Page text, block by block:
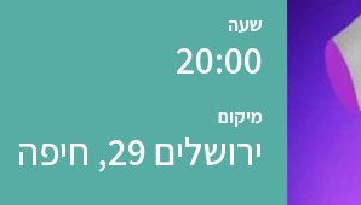
שעה
20:00
מיקום
ירושלים 29, חיפה